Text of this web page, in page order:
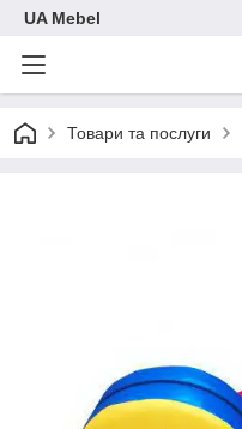
UA Mebel
Товари та послуги